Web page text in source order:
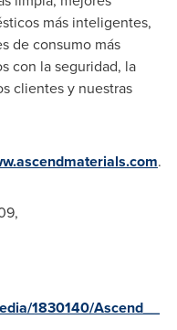
más inteligentes,
de consumo más
con la seguridad, la
clientes y nuestras
.
1830140/Ascend__